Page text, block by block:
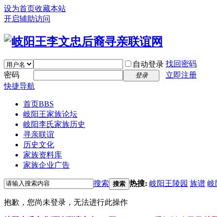
设为首页收藏本站
开启辅助访问
自动登录 找回密码
密码
登录
立即注册
快捷导航
首页BBS
岐阳王家族论坛
岐阳李氏家族历史
寻亲联谊
历史文化
家族资料库
家族企业广告
搜索 搜索 热搜: 岐阳王陵园 族谱 岐
抱歉，您尚未登录，无法进行此操作